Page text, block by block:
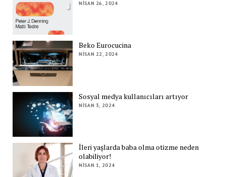
NISAN 26, 2024
Beko Eurocucina
NISAN 22, 2024
Sosyal medya kullanıcıları artıyor
NISAN 3, 2024
İleri yaşlarda baba olma otizme neden
olabiliyor!
NISAN 1, 2024